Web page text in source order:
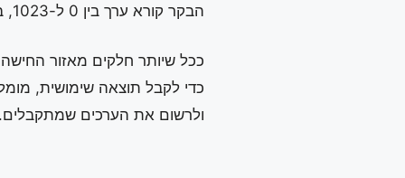
הבקר קורא ערך בין 0 ל-1023, בהתאם לרמת המתח שמגיעה מהחיישן.
ככל שיותר חלקים מאזור
כדי לקבל תוצאה שימושית,
ולרשום את הערכים שמתקבלים.